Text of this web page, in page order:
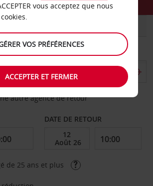
autre agence de retour
DATE DE RETOUR
de 25 ans et plus
vous acceptez que nous
VOS PRÉFÉRENCES
ACCEPTER ET FERMER